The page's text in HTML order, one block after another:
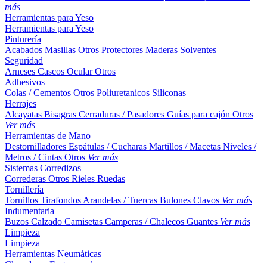
más
Herramientas para Yeso
Herramientas para Yeso
Pinturería
Acabados Masillas Otros Protectores Maderas Solventes
Seguridad
Arneses Cascos OcularOtros
Adhesivos
Colas / Cementos Otros Poliuretanicos Siliconas
Herrajes
Alcayatas Bisagras Cerraduras / Pasadores Guías para cajón Otros
Ver más
Herramientas de Mano
Destornilladores Espátulas / Cucharas Martillos / Macetas Niveles /
Metros / Cintas Otros Ver más
Sistemas Corredizos
Correderas Otros Rieles Ruedas
Tornillería
Tornillos Tirafondos Arandelas / Tuercas Bulones Clavos Ver más
Indumentaria
Buzos Calzado Camisetas Camperas / Chalecos Guantes Ver más
Limpieza
Limpieza
Herramientas Neumáticas